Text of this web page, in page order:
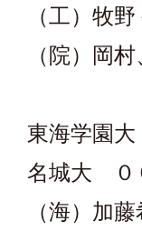
（工）牧
（院）岡
東海学園
名城大 ０
（海）加